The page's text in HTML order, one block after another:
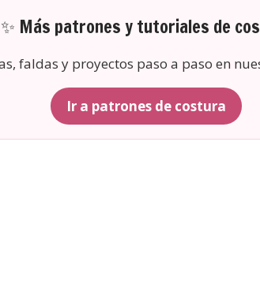
✨ Más patrones y tutoriales de
faldas y proyectos paso a paso en
Ir a patrones de costura